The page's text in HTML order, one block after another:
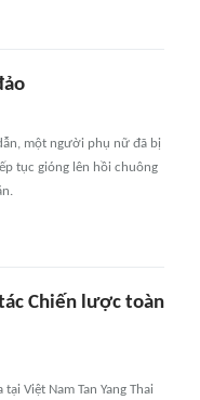
một người phụ nữ đã bị
tục gióng lên hồi chuông
Chiến lược toàn
Việt Nam Tan Yang Thai